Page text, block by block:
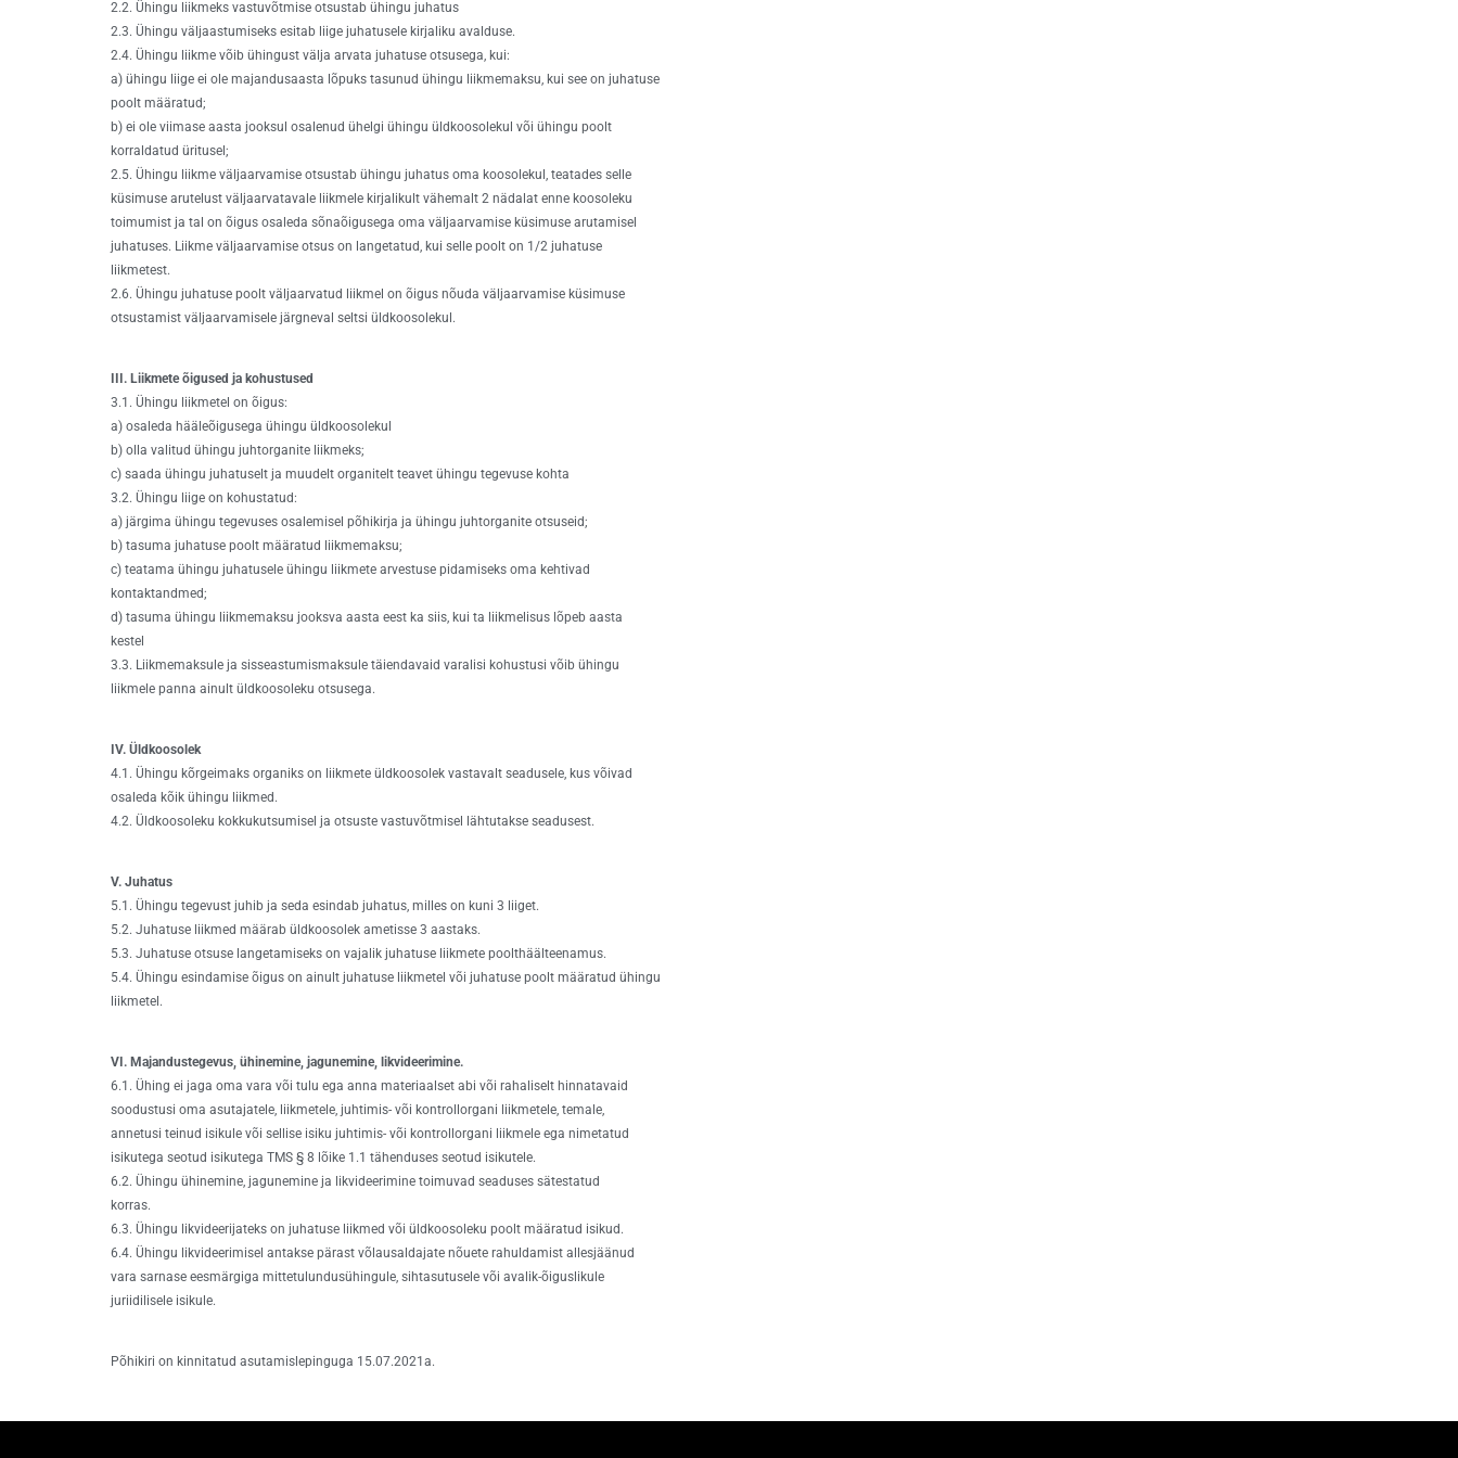
2.2. Ühingu liikmeks vastuvõtmise otsustab ühingu juhatus
2.3. Ühingu väljaastumiseks esitab liige juhatusele kirjaliku avalduse.
2.4. Ühingu liikme võib ühingust välja arvata juhatuse otsusega, kui:
a) ühingu liige ei ole majandusaasta lõpuks tasunud ühingu liikmemaksu, kui see on juhatuse
poolt määratud;
b) ei ole viimase aasta jooksul osalenud ühelgi ühingu üldkoosolekul või ühingu poolt
korraldatud üritusel;
2.5. Ühingu liikme väljaarvamise otsustab ühingu juhatus oma koosolekul, teatades selle
küsimuse arutelust väljaarvatavale liikmele kirjalikult vähemalt 2 nädalat enne koosoleku
toimumist ja tal on õigus osaleda sõnaõigusega oma väljaarvamise küsimuse arutamisel
juhatuses. Liikme väljaarvamise otsus on langetatud, kui selle poolt on 1/2 juhatuse
liikmetest.
2.6. Ühingu juhatuse poolt väljaarvatud liikmel on õigus nõuda väljaarvamise küsimuse
otsustamist väljaarvamisele järgneval seltsi üldkoosolekul.
III. Liikmete õigused ja kohustused
3.1. Ühingu liikmetel on õigus:
a) osaleda hääleõigusega ühingu üldkoosolekul
b) olla valitud ühingu juhtorganite liikmeks;
c) saada ühingu juhatuselt ja muudelt organitelt teavet ühingu tegevuse kohta
3.2. Ühingu liige on kohustatud:
a) järgima ühingu tegevuses osalemisel põhikirja ja ühingu juhtorganite otsuseid;
b) tasuma juhatuse poolt määratud liikmemaksu;
c) teatama ühingu juhatusele ühingu liikmete arvestuse pidamiseks oma kehtivad
kontaktandmed;
d) tasuma ühingu liikmemaksu jooksva aasta eest ka siis, kui ta liikmelisus lõpeb aasta
kestel
3.3. Liikmemaksule ja sisseastumismaksule täiendavaid varalisi kohustusi võib ühingu
liikmele panna ainult üldkoosoleku otsusega.
IV. Üldkoosolek
4.1. Ühingu kõrgeimaks organiks on liikmete üldkoosolek vastavalt seadusele, kus võivad
osaleda kõik ühingu liikmed.
4.2. Üldkoosoleku kokkukutsumisel ja otsuste vastuvõtmisel lähtutakse seadusest.
V. Juhatus
5.1. Ühingu tegevust juhib ja seda esindab juhatus, milles on kuni 3 liiget.
5.2. Juhatuse liikmed määrab üldkoosolek ametisse 3 aastaks.
5.3. Juhatuse otsuse langetamiseks on vajalik juhatuse liikmete poolthäälteenamus.
5.4. Ühingu esindamise õigus on ainult juhatuse liikmetel või juhatuse poolt määratud ühingu
liikmetel.
VI. Majandustegevus, ühinemine, jagunemine, likvideerimine.
6.1. Ühing ei jaga oma vara või tulu ega anna materiaalset abi või rahaliselt hinnatavaid
soodustusi oma asutajatele, liikmetele, juhtimis- või kontrollorgani liikmetele, temale,
annetusi teinud isikule või sellise isiku juhtimis- või kontrollorgani liikmele ega nimetatud
isikutega seotud isikutega TMS § 8 lõike 1.1 tähenduses seotud isikutele.
6.2. Ühingu ühinemine, jagunemine ja likvideerimine toimuvad seaduses sätestatud
korras.
6.3. Ühingu likvideerijateks on juhatuse liikmed või üldkoosoleku poolt määratud isikud.
6.4. Ühingu likvideerimisel antakse pärast võlausaldajate nõuete rahuldamist allesjäänud
vara sarnase eesmärgiga mittetulundusühingule, sihtasutusele või avalik-õiguslikule
juriidilisele isikule.
Põhikiri on kinnitatud asutamislepinguga 15.07.2021a.